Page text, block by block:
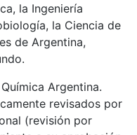
la Ingeniería
la Ciencia de
de Argentina,
Argentina.
revisados por
(revisión por